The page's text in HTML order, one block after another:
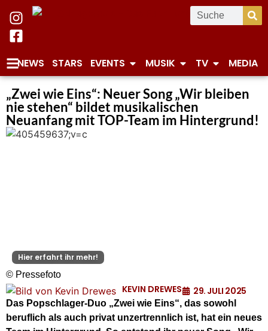
NEWS STARS EVENTS MUSIK TV MEDIA
„Zwei wie Eins“: Neuer Song „Wir bleiben
nie stehen“ bildet musikalischen
Neuanfang mit TOP-Team im Hintergrund!
Hier erfahrt ihr mehr!
© Pressefoto
KEVIN DREWES 29. JULI 2025
Das Popschlager-Duo „Zwei wie Eins“, das sowohl
beruflich als auch privat unzertrennlich ist, hat ein neues